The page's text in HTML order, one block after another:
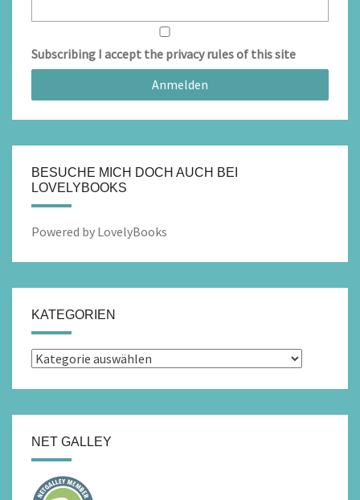
Subscribing I accept the privacy rules of this site
BESUCHE MICH DOCH AUCH BEI
LOVELYBOOKS
Powered by LovelyBooks
KATEGORIEN
Kategorien
NET GALLEY